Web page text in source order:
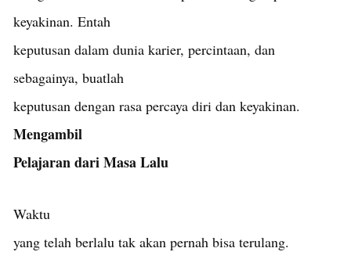
keyakinan. Entah
keputusan dalam dunia karier, percintaan, dan
sebagainya, buatlah
keputusan dengan rasa percaya diri dan keyakinan.
Mengambil
Pelajaran dari Masa Lalu
Waktu
yang telah berlalu tak akan pernah bisa terulang.